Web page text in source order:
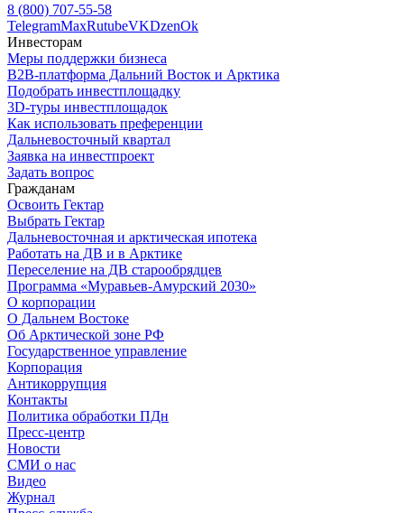
8 (800) 707-55-58
TelegramMaxRutubeVKDzenOk
Инвесторам
Меры поддержки бизнеса
B2B-платформа Дальний Восток и Арктика
Подобрать инвестплощадку
3D-туры инвестплощадок
Как использовать преференции
Дальневосточный квартал
Заявка на инвестпроект
Задать вопрос
Гражданам
Освоить Гектар
Выбрать Гектар
Дальневосточная и арктическая ипотека
Работать на ДВ и в Арктике
Переселение на ДВ старообрядцев
Программа «Муравьев-Амурский 2030»
О корпорации
О Дальнем Востоке
Об Арктической зоне РФ
Государственное управление
Корпорация
Антикоррупция
Контакты
Политика обработки ПДн
Пресс-центр
Новости
СМИ о нас
Видео
Журнал